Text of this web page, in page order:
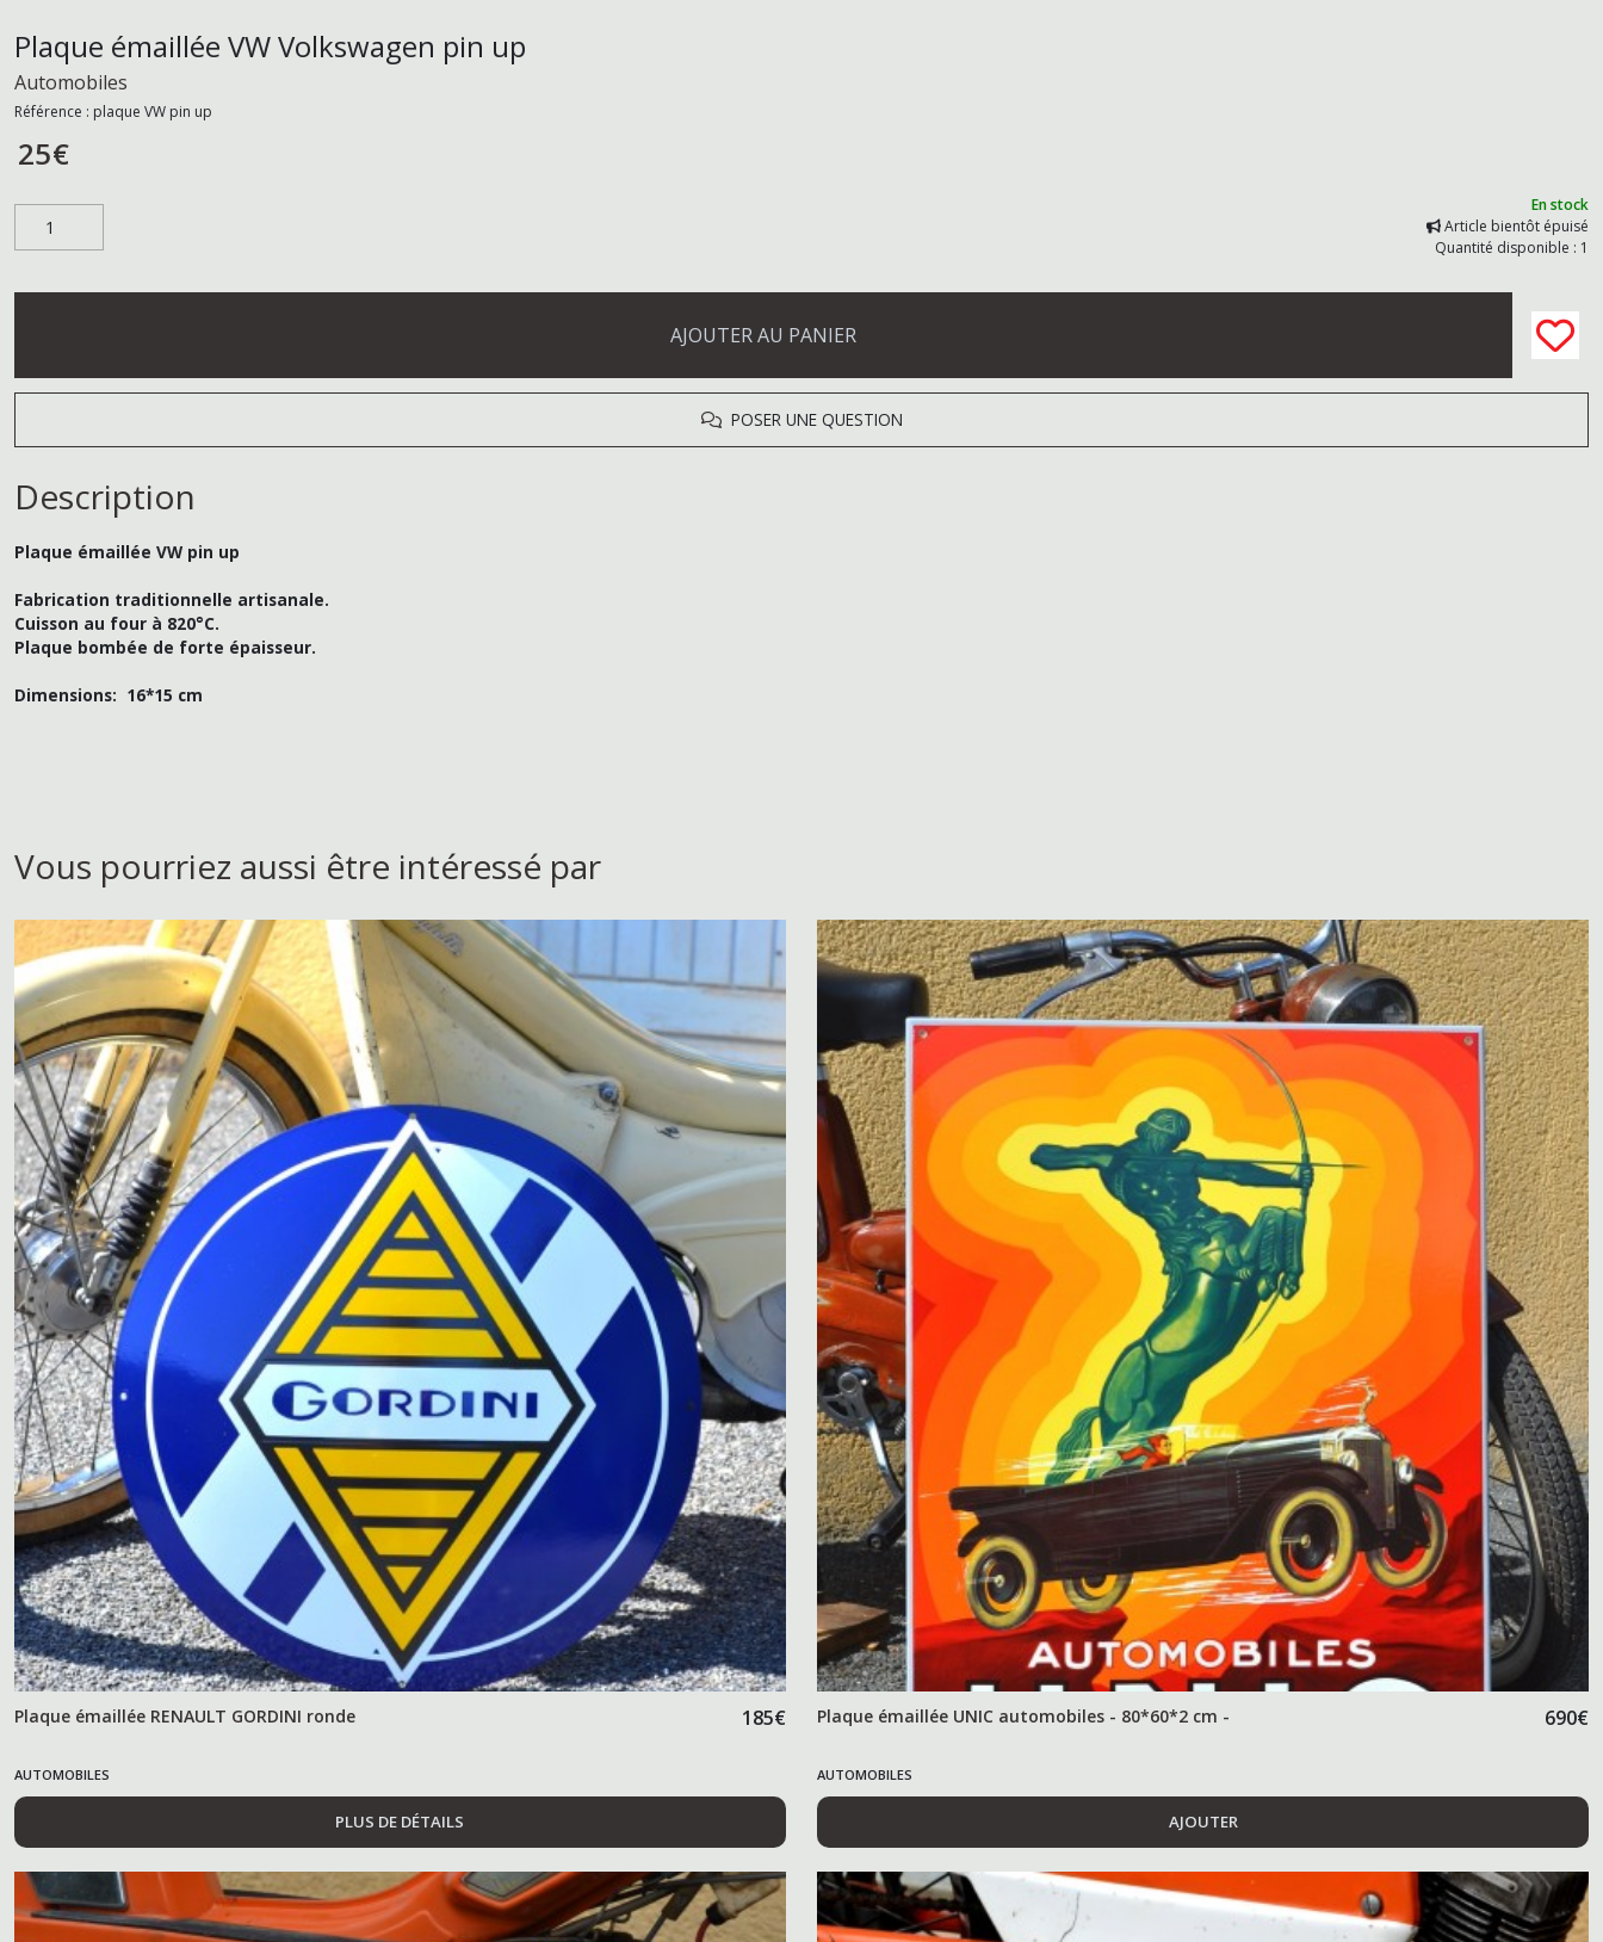
Plaque émaillée VW Volkswagen pin up
Automobiles
Référence : plaque VW pin up
25€
En stock
Article bientôt épuisé
Quantité disponible : 1
AJOUTER AU PANIER
POSER UNE QUESTION
Description
Plaque émaillée VW pin up
Fabrication traditionnelle artisanale.
Cuisson au four à 820°C.
Plaque bombée de forte épaisseur.
Dimensions: 16*15 cm
Vous pourriez aussi être intéressé par
Plaque émaillée RENAULT GORDINI ronde 185€
AUTOMOBILES
PLUS DE DÉTAILS
Plaque émaillée UNIC automobiles - 80*60*2 cm - 690€
AUTOMOBILES
AJOUTER